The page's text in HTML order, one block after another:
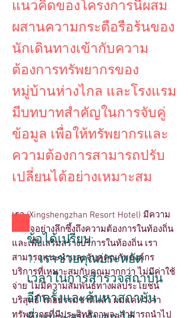
แนวคิดของโครงการนี้ผสม
ผสานความกระตือรือร้นของ
นักเดินทางเข้ากับความ
ต้องการทรัพยากรของ
หมู่บ้านห่างไกล และโรงแรม
มีบทบาทสำคัญในการจับคู่
ข้อมูล เพื่อให้ทรัพยากรและ
ความต้องการสามารถปรับ
เปลี่ยนได้อย่างเหมาะสม
เรา (Xingshengzhan Resort Hotel) มีความ
เข้าใจอย่างลึกซึ้งถึงความต้องการในท้องถิ่น
และเพื่อเสริมสร้างบริการในท้องถิ่น เรา
สามารถแนะนำและจับคู่คุณกับองค์กร
บริการที่เหมาะสมกับคุณมากกว่า ไม่มีค่าใช้
จ่าย ไม่มีความสัมพันธ์ทางผลประโยชน์
บริสุทธิ์ โดยธรรมชาติแล้ว ผมแค่หวังว่า
ทรัพยากรที่มีประสิทธิภาพจะสามารถนำไป
ข้อได้เปรียบ:
1. เราช่วยคุณประหยัด
เวลาในการสำรวจสถาบัน
อีกครั้งและค้นหาสถาบัน